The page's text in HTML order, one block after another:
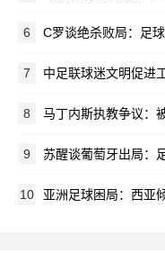
6 C罗谈绝杀败局：足球有
7 中足联球迷文明促进工
8 马丁内斯执教争议：被
9 苏醒谈葡萄牙出局：足
10 亚洲足球困局：西亚